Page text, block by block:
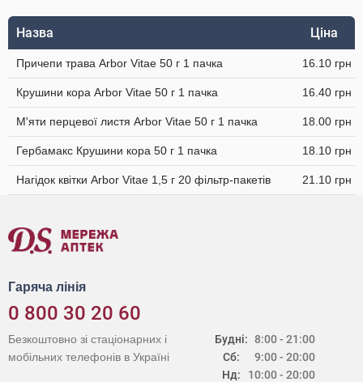
Назва Ціна
Причепи трава Arbor Vitae 50 г 1 пачка 16.10 грн
Крушини кора Arbor Vitae 50 г 1 пачка 16.40 грн
М'яти перцевої листя Arbor Vitae 50 г 1 пачка 18.00 грн
Гербамакс Крушини кора 50 г 1 пачка 18.10 грн
Нагідок квітки Arbor Vitae 1,5 г 20 фільтр-пакетів 21.10 грн
Гаряча лінія
0 800 30 20 60
Будні:
Сб:
Нд:
8:00 - 21:00
9:00 - 20:00
10:00 - 20:00
Безкоштовно зі стаціонарних і
мобільних телефонів в Україні